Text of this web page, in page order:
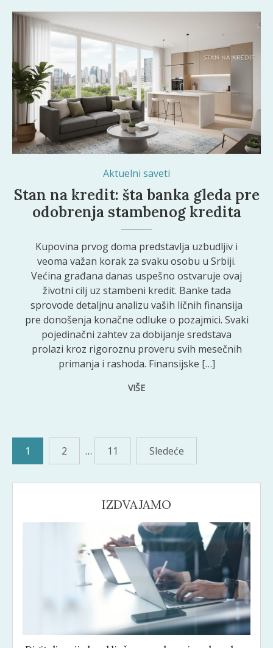
Aktuelni saveti
Stan na kredit: šta banka gleda pre
odobrenja stambenog kredita
Kupovina prvog doma predstavlja uzbudljiv i
veoma važan korak za svaku osobu u Srbiji.
Većina građana danas uspešno ostvaruje ovaj
životni cilj uz stambeni kredit. Banke tada
sprovode detaljnu analizu vaših ličnih finansija
pre donošenja konačne odluke o pozajmici. Svaki
pojedinačni zahtev za dobijanje sredstava
prolazi kroz rigoroznu proveru svih mesečnih
primanja i rashoda. Finansijske […]
VIŠE
Paginacija
članaka
1 2 … 11 Sledeće
IZDVAJAMO